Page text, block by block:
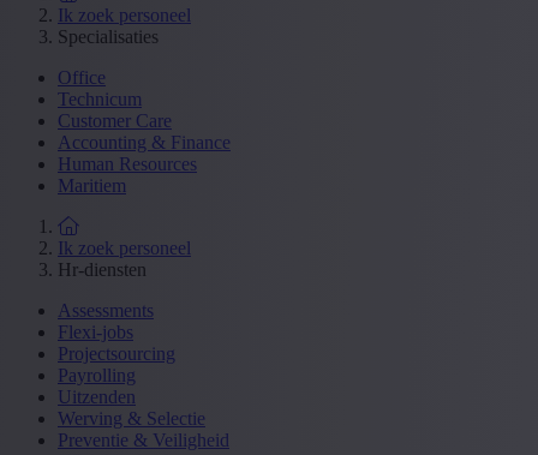
Ik zoek personeel
Specialisaties
Office
Technicum
Customer Care
Accounting & Finance
Human Resources
Maritiem
Ik zoek personeel
Hr-diensten
Assessments
Flexi-jobs
Projectsourcing
Payrolling
Uitzenden
Werving & Selectie
Preventie & Veiligheid